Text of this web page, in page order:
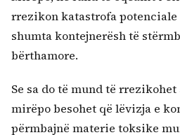
rrezikon katastrofa potenciale
shumta kontejnerësh të
bërthamore.
Se sa do të mund të
mirëpo besohet që lëvizja e
përmbajnë materie toksike